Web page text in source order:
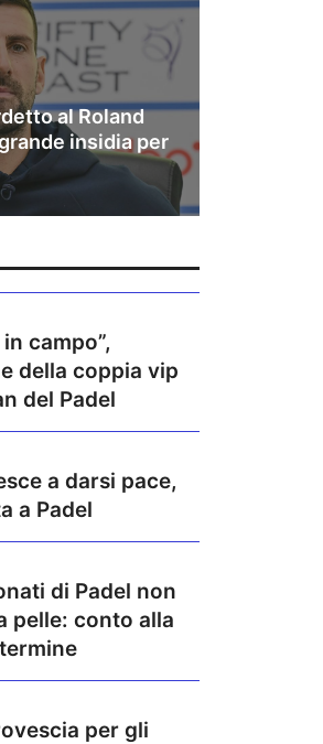
al Roland
insidia per
campo”,
della coppia vip
del Padel
a darsi pace,
a Padel
di Padel non
pelle: conto alla
per gli